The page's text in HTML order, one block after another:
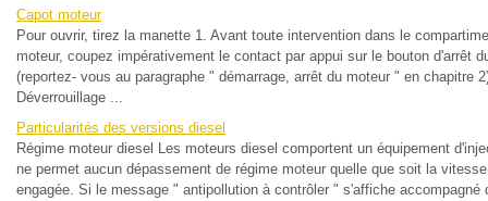
Capot moteur
Pour ouvrir, tirez la manette 1. Avant toute intervention dans le
moteur, coupez impérativement le contact par appui sur le bouton d'arrêt
(reportez- vous au paragraphe " démarrage, arrêt du moteur " en chapitre
Déverrouillage ...
Particularités des versions diesel
Régime moteur diesel Les moteurs diesel comportent un équipement
ne permet aucun dépassement de régime moteur quelle que soit la vitesse
engagée. Si le message " antipollution à contrôler " s'affiche accompagné